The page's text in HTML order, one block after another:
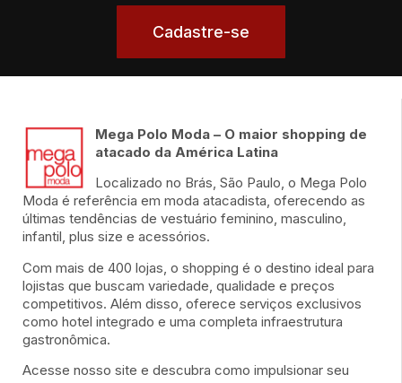
Cadastre-se
Mega Polo Moda – O maior shopping de
atacado da América Latina
Localizado no Brás, São Paulo, o Mega Polo
Moda é referência em moda atacadista, oferecendo as
últimas tendências de vestuário feminino, masculino,
infantil, plus size e acessórios.
Com mais de 400 lojas, o shopping é o destino ideal para
lojistas que buscam variedade, qualidade e preços
competitivos. Além disso, oferece serviços exclusivos
como hotel integrado e uma completa infraestrutura
gastronômica.
Acesse nosso site e descubra como impulsionar seu